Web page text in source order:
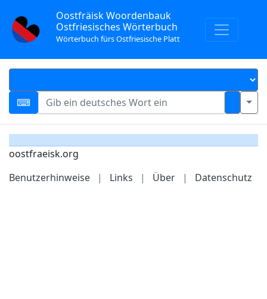
Oostfräisk Woordenbauk
Ostfriesisches Wörterbuch
Wörterbuch fürs Ostfriesische Platt
oostfraeisk.org
Benutzerhinweise
| Links | Über | Datenschutz